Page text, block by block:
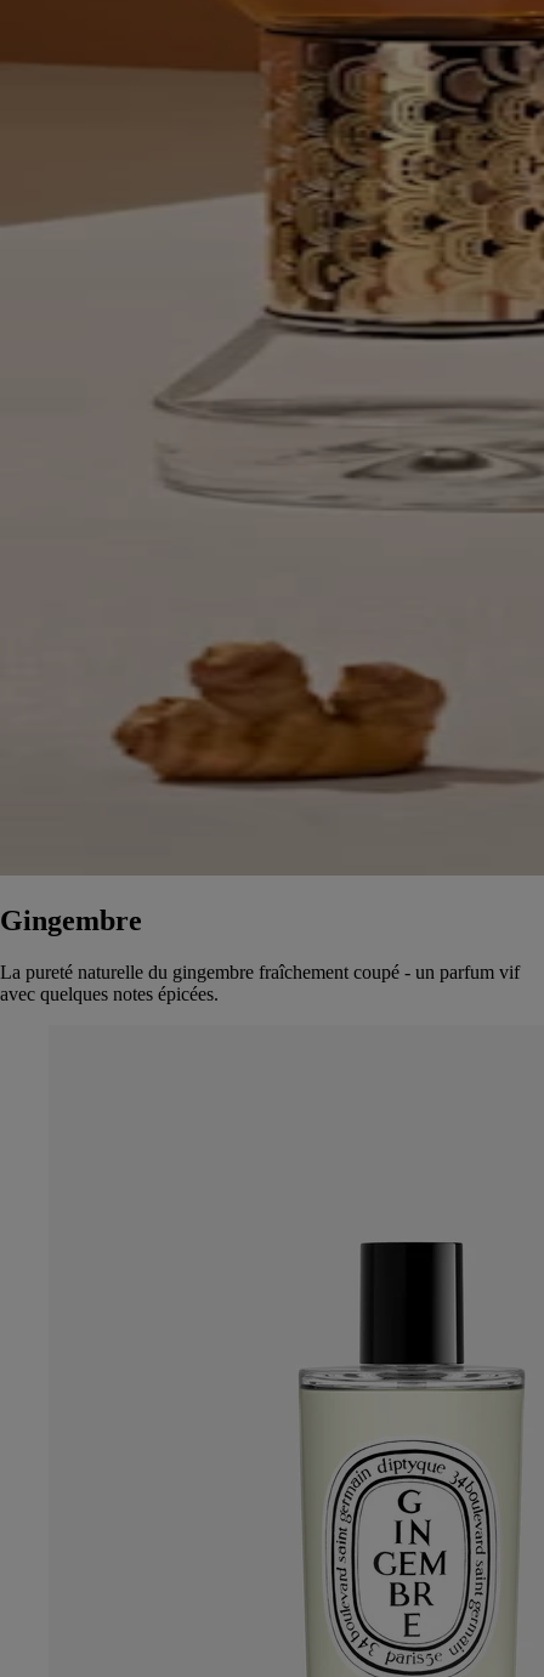
Gingembre
La pureté naturelle du gingembre fraîchement coupé - un parfum vif
avec quelques notes épicées.